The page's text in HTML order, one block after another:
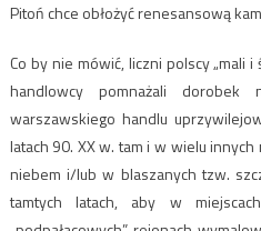
Pitoń chce obłożyć renesansową
Co by nie mówić, liczni polscy „mali
handlowcy pomnażali
warszawskiego handlu
latach 90. XX w. tam i w wielu
niebem i/lub w blaszanych tzw.
tamtych latach, aby w